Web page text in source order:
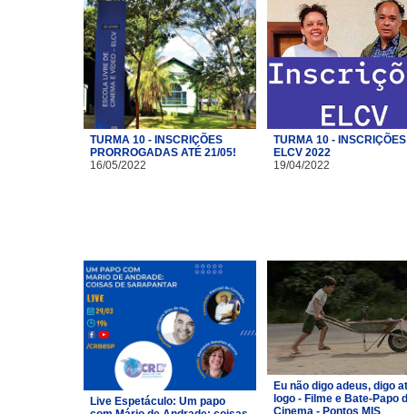
TURMA 10 - INSCRIÇÕES
PRORROGADAS ATÉ 21/05!
16/05/2022
TURMA 10 - INSCRIÇÕES
ELCV 2022
19/04/2022
Live Espetáculo: Um papo
Eu não digo adeus, digo
logo - Filme e Bate-Papo